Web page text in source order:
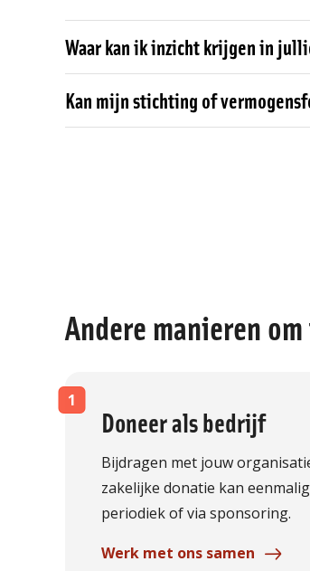
Waar kan ik inzicht krijgen in
Kan mijn stichting of
Andere manieren
Doneer als bedrijf
Bijdragen met jouw
zakelijke donatie kan
periodiek of via sponsoring.
Werk met ons samen